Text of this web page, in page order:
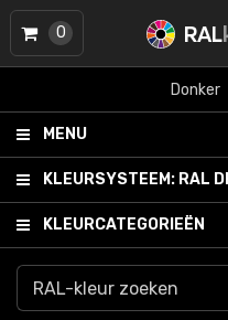
RAL
Donker
MENU
KLEURSYSTEEM: RAL
KLEURCATEGORIEËN
0